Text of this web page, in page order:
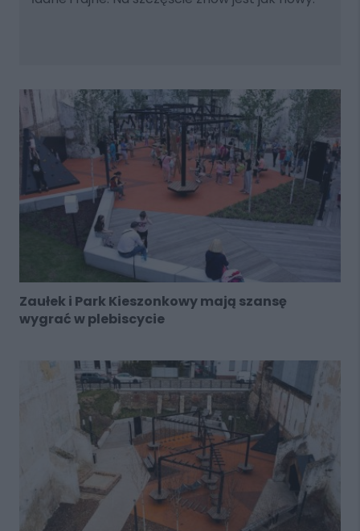
Zaułek i Park Kieszonkowy mają szansę
wygrać w plebiscycie